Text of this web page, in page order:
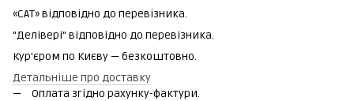
«САТ» відповідно до перевізника.
"Делівері" відповідно до перевізника.
Кур'єром по Києву — безкоштовно.
Детальніше про доставку
Оплата згідно рахунку-фактури.